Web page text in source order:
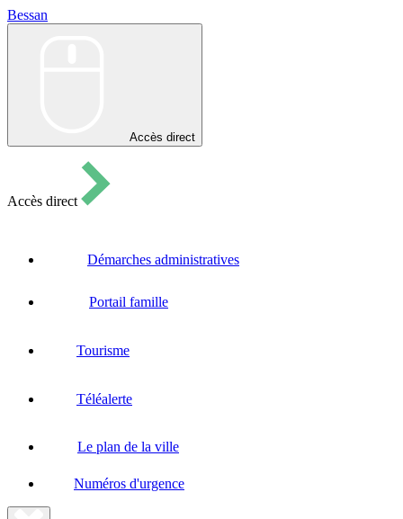
Bessan
Accès direct
Accès direct
Démarches administratives
Portail famille
Tourisme
Téléalerte
Le plan de la ville
Numéros d'urgence